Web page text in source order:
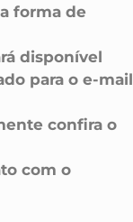
forma de
disponível
para o e-mail
confira o
com o